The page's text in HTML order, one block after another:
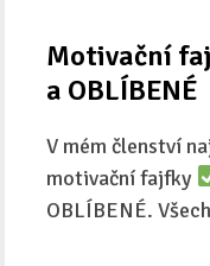
Motivační
a OBLÍBENÉ
V mém členství
motivační fajfky
OBLÍBENÉ.